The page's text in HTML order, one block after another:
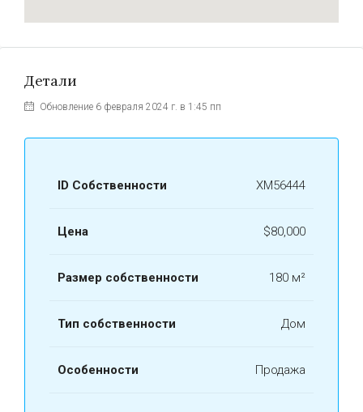
Детали
Обновление 6 февраля 2024 г. в 1:45 пп
ID Собственности ХМ56444
Цена $80,000
Размер собственности 180 м²
Тип собственности Дом
Особенности Продажа